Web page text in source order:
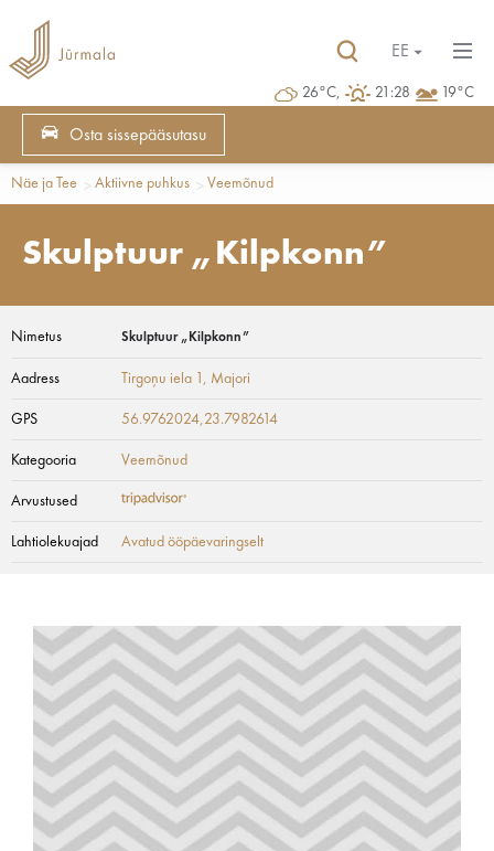
26°C, 21:28 19°C
EE
Osta sissepääsutasu
Näe ja Tee Aktiivne puhkus Veemõnud
Skulptuur „Kilpkonn”
Nimetus Skulptuur „Kilpkonn”
Aadress Tirgoņu iela 1 , Majori
GPS 56.9762024,23.7982614
Kategooria Veemõnud
Arvustused
Lahtiolekuajad Avatud ööpäevaringselt